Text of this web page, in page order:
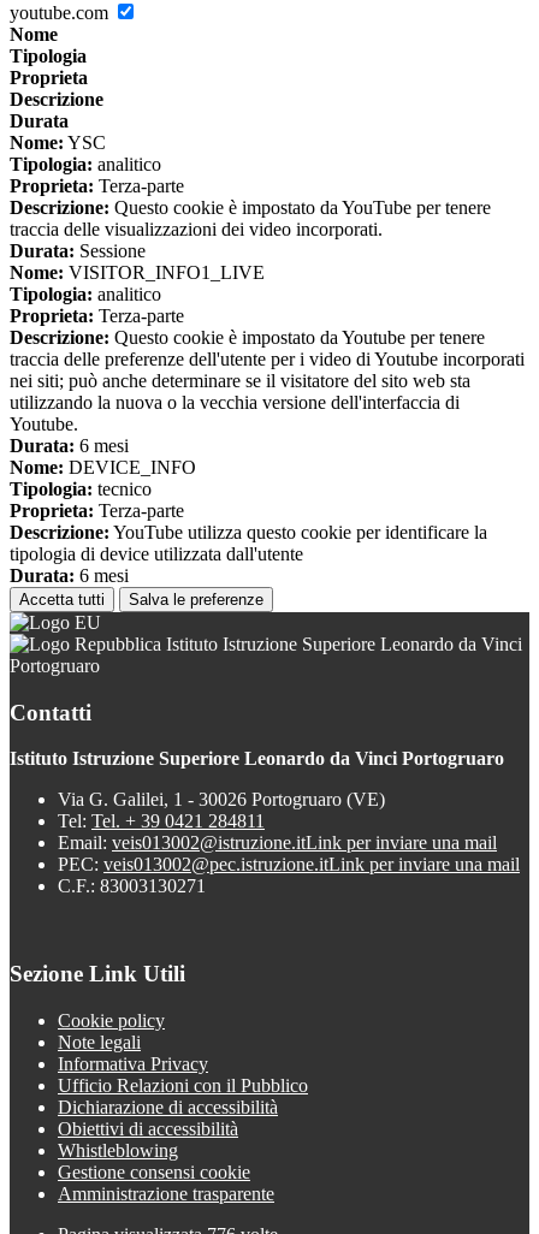
youtube.com
Nome
Tipologia
Proprieta
Descrizione
Durata
Nome: YSC
Tipologia: analitico
Proprieta: Terza-parte
Descrizione: Questo cookie è impostato da YouTube per tenere
traccia delle visualizzazioni dei video incorporati.
Durata: Sessione
Nome: VISITOR_INFO1_LIVE
Tipologia: analitico
Proprieta: Terza-parte
Descrizione: Questo cookie è impostato da Youtube per tenere
traccia delle preferenze dell'utente per i video di Youtube incorporati
nei siti; può anche determinare se il visitatore del sito web sta
utilizzando la nuova o la vecchia versione dell'interfaccia di
Youtube.
Durata: 6 mesi
Nome: DEVICE_INFO
Tipologia: tecnico
Proprieta: Terza-parte
Descrizione: YouTube utilizza questo cookie per identificare la
tipologia di device utilizzata dall'utente
Durata: 6 mesi
Accetta tutti Salva le preferenze
Istituto Istruzione Superiore Leonardo da Vinci
Portogruaro
Contatti
Istituto Istruzione Superiore Leonardo da Vinci Portogruaro
Via G. Galilei, 1 - 30026 Portogruaro (VE)
Tel: Tel. + 39 0421 284811
Email: veis013002@istruzione.itLink per inviare una mail
PEC: veis013002@pec.istruzione.itLink per inviare una mail
C.F.: 83003130271
Sezione Link Utili
Cookie policy
Note legali
Informativa Privacy
Ufficio Relazioni con il Pubblico
Dichiarazione di accessibilità
Obiettivi di accessibilità
Whistleblowing
Gestione consensi cookie
Amministrazione trasparente